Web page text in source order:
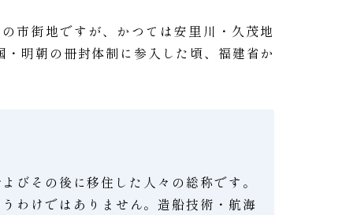
市街地ですが、かつては安里川・久茂地
明朝の冊封体制に参入した頃、福建省か
びその後に移住した人々の総称です。
わけではありません。造船技術・航海